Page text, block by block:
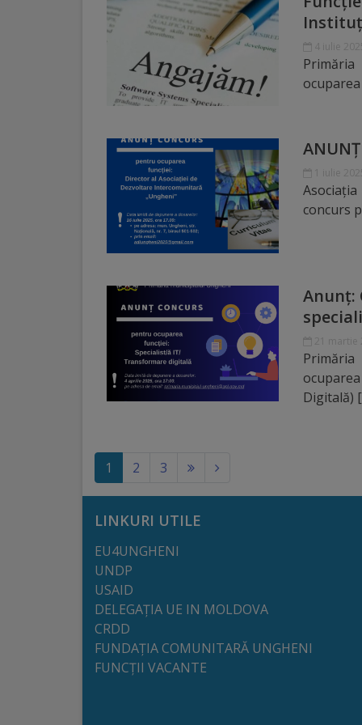
Galerii
Administrație
Primărie
Viceprimari
Aparatul
primăriei
Regulamentul
Integritate
calitate
Consiliul
Municipal
Secretar
ANUNȚ
concurs
Anunț:
Digitală)
1 (current)
2 3
LINKURI UTILE
EU4UNGHENI
UNDP
USAID
DELEGAȚIA UE IN MOLDOVA
CRDD
FUNDAȚIA COMUNITARĂ UNGHENI
FUNCȚII VACANTE